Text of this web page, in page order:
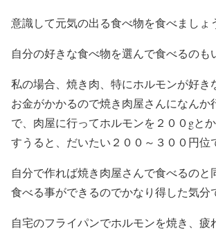
意識して元気の出る食べ物を食べましょ
自分の好きな食べ物を選んで食べるのも
私の場合、焼き肉、特にホルモンが好き
お金がかかるので焼き肉屋さんになんか
で、肉屋に行ってホルモンを２００gと
すうると、だいたい２００～３００円位
自分で作れば焼き肉屋さんで食べるのと
食べる事ができるのでかなり得した気分
自宅のフライパンでホルモンを焼き、疲